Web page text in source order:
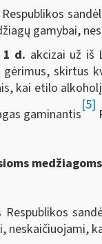
gamybai,
1 d. akcizai už iš
skirtus
kai etilo
gaminantis
[5]
Respublikos
neskaičiuojami,